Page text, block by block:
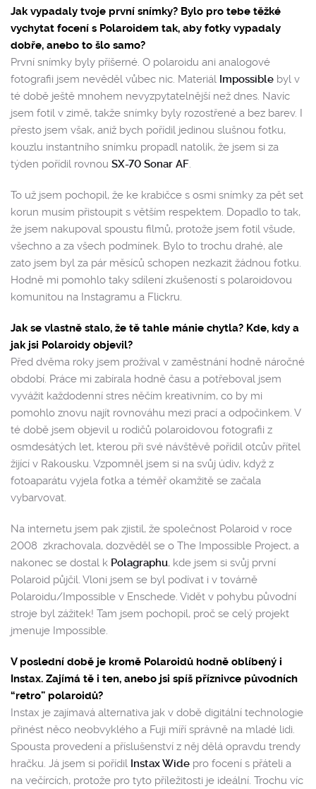
Jak vypadaly tvoje první snímky? Bylo pro tebe těžké
vychytat focení s Polaroidem tak, aby fotky vypadaly
dobře, anebo to šlo samo?
První snímky byly příšerné. O polaroidu ani analogové
fotografii jsem nevěděl vůbec nic. Materiál Impossible byl v
té době ještě mnohem nevyzpytatelnější než dnes. Navíc
jsem fotil v zimě, takže snímky byly rozostřené a bez barev. I
přesto jsem však, aniž bych pořídil jedinou slušnou fotku,
kouzlu instantního snímku propadl natolik, že jsem si za
týden pořídil rovnou SX-70 Sonar AF.
To už jsem pochopil, že ke krabičce s osmi snímky za pět set
korun musím přistoupit s větším respektem. Dopadlo to tak,
že jsem nakupoval spoustu filmů, protože jsem fotil všude,
všechno a za všech podmínek. Bylo to trochu drahé, ale
zato jsem byl za pár měsíců schopen nezkazit žádnou fotku.
Hodně mi pomohlo taky sdílení zkušeností s polaroidovou
komunitou na Instagramu a Flickru.
Jak se vlastně stalo, že tě tahle mánie chytla? Kde, kdy a
jak jsi Polaroidy objevil?
Před dvěma roky jsem prožíval v zaměstnání hodně náročné
období. Práce mi zabírala hodně času a potřeboval jsem
vyvážit každodenní stres něčím kreativním, co by mi
pomohlo znovu najít rovnováhu mezi prací a odpočinkem. V
té době jsem objevil u rodičů polaroidovou fotografii z
osmdesátých let, kterou při své návštěvě pořídil otcův přítel
žijící v Rakousku. Vzpomněl jsem si na svůj údiv, když z
fotoaparátu vyjela fotka a téměř okamžitě se začala
vybarvovat.
Na internetu jsem pak zjistil, že společnost Polaroid v roce
2008 zkrachovala, dozvěděl se o The Impossible Project, a
nakonec se dostal k Polagraphu, kde jsem si svůj první
Polaroid půjčil. Vloni jsem se byl podívat i v továrně
Polaroidu/Impossible v Enschede. Vidět v pohybu původní
stroje byl zážitek! Tam jsem pochopil, proč se celý projekt
jmenuje Impossible.
V poslední době je kromě Polaroidů hodně oblíbený i
Instax. Zajímá tě i ten, anebo jsi spíš příznivce původních
“retro” polaroidů?
Instax je zajímavá alternativa jak v době digitální technologie
přinést něco neobvyklého a Fuji míří správně na mladé lidi.
Spousta provedení a příslušenství z něj dělá opravdu trendy
hračku. Já jsem si pořídil Instax Wide pro focení s přáteli a
na večírcích, protože pro tyto příležitosti je ideální. Trochu víc